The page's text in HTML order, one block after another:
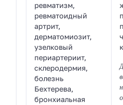
ревматизм,
ревматоидный
артрит,
дерматомиозит,
узелковый
периартериит,
склеродермия,
болезнь
Бехтерева,
бронхиальная